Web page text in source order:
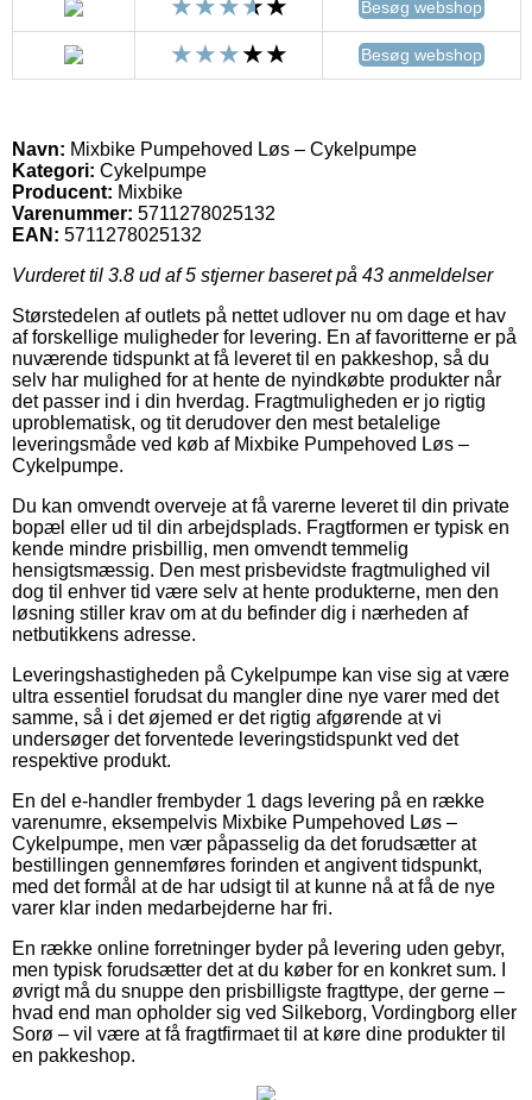
Besøg webshop
Besøg webshop
Navn: Mixbike Pumpehoved Løs – Cykelpumpe
Kategori: Cykelpumpe
Producent: Mixbike
Varenummer: 5711278025132
EAN: 5711278025132
Vurderet til 3.8 ud af 5 stjerner baseret på 43 anmeldelser
Størstedelen af outlets på nettet udlover nu om dage et hav
af forskellige muligheder for levering. En af favoritterne er på
nuværende tidspunkt at få leveret til en pakkeshop, så du
selv har mulighed for at hente de nyindkøbte produkter når
det passer ind i din hverdag. Fragtmuligheden er jo rigtig
uproblematisk, og tit derudover den mest betalelige
leveringsmåde ved køb af Mixbike Pumpehoved Løs –
Cykelpumpe.
Du kan omvendt overveje at få varerne leveret til din private
bopæl eller ud til din arbejdsplads. Fragtformen er typisk en
kende mindre prisbillig, men omvendt temmelig
hensigtsmæssig. Den mest prisbevidste fragtmulighed vil
dog til enhver tid være selv at hente produkterne, men den
løsning stiller krav om at du befinder dig i nærheden af
netbutikkens adresse.
Leveringshastigheden på Cykelpumpe kan vise sig at være
ultra essentiel forudsat du mangler dine nye varer med det
samme, så i det øjemed er det rigtig afgørende at vi
undersøger det forventede leveringstidspunkt ved det
respektive produkt.
En del e-handler frembyder 1 dags levering på en række
varenumre, eksempelvis Mixbike Pumpehoved Løs –
Cykelpumpe, men vær påpasselig da det forudsætter at
bestillingen gennemføres forinden et angivent tidspunkt,
med det formål at de har udsigt til at kunne nå at få de nye
varer klar inden medarbejderne har fri.
En række online forretninger byder på levering uden gebyr,
men typisk forudsætter det at du køber for en konkret sum. I
øvrigt må du snuppe den prisbilligste fragttype, der gerne –
hvad end man opholder sig ved Silkeborg, Vordingborg eller
Sorø – vil være at få fragtfirmaet til at køre dine produkter til
en pakkeshop.